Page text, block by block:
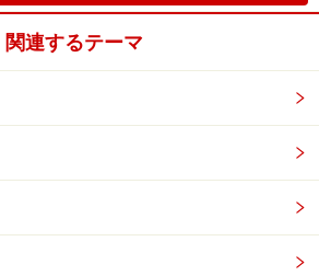
関連するテーマ